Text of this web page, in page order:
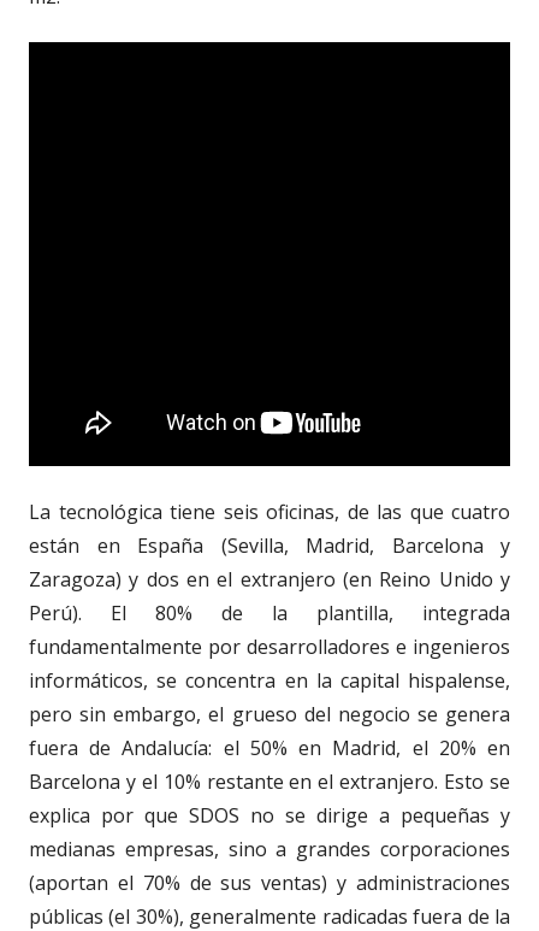
La tecnológica tiene seis oficinas, de las que cuatro
están en España (Sevilla, Madrid, Barcelona y
Zaragoza) y dos en el extranjero (en Reino Unido y
Perú). El 80% de la plantilla, integrada
fundamentalmente por desarrolladores e ingenieros
informáticos, se concentra en la capital hispalense,
pero sin embargo, el grueso del negocio se genera
fuera de Andalucía: el 50% en Madrid, el 20% en
Barcelona y el 10% restante en el extranjero. Esto se
explica por que SDOS no se dirige a pequeñas y
medianas empresas, sino a grandes corporaciones
(aportan el 70% de sus ventas) y administraciones
públicas (el 30%), generalmente radicadas fuera de la